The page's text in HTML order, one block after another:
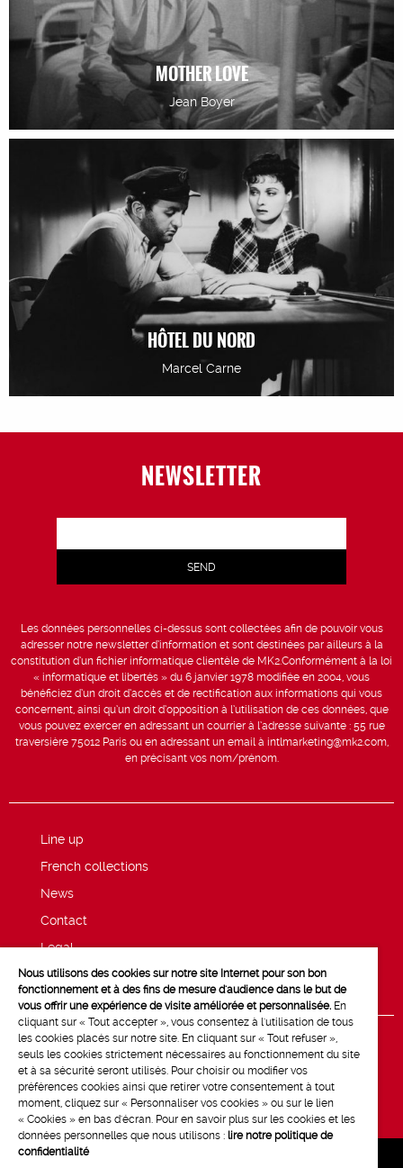
MOTHER LOVE
Jean Boyer
HÔTEL DU NORD
Marcel Carne
NEWSLETTER
Les données personnelles ci-dessus sont collectées afin de pouvoir vous
adresser notre newsletter d’information et sont destinées par ailleurs à la
constitution d’un fichier informatique clientèle de MK2.Conformément à la loi
« informatique et libertés » du 6 janvier 1978 modifiée en 2004, vous
bénéficiez d’un droit d’accès et de rectification aux informations qui vous
concernent, ainsi qu’un droit d’opposition à l’utilisation de ces données, que
vous pouvez exercer en adressant un courrier à l’adresse suivante : 55 rue
traversière 75012 Paris ou en adressant un email à intlmarketing@mk2.com,
en précisant vos nom/prénom.
Line up
French collections
News
Contact
Legal
Privacy and cookie policy
Nous utilisons des cookies sur notre site Internet pour son bon
fonctionnement et à des fins de mesure d'audience dans le but de
vous offrir une expérience de visite améliorée et personnalisée. En
cliquant sur « Tout accepter », vous consentez à l'utilisation de tous
les cookies placés sur notre site. En cliquant sur « Tout refuser »,
seuls les cookies strictement nécessaires au fonctionnement du site
et à sa sécurité seront utilisés. Pour choisir ou modifier vos
préférences cookies ainsi que retirer votre consentement à tout
moment, cliquez sur « Personnaliser vos cookies » ou sur le lien
« Cookies » en bas d'écran. Pour en savoir plus sur les cookies et les
données personnelles que nous utilisons : lire notre politique de
confidentialité